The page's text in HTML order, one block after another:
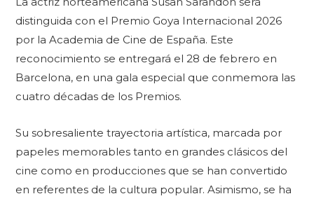
distinguida con el Premio Goya Internacional 2026
por la Academia de Cine de España. Este
reconocimiento se entregará el 28 de febrero en
Barcelona, en una gala especial que conmemora las
cuatro décadas de los Premios.
Su sobresaliente trayectoria artística, marcada por
papeles memorables tanto en grandes clásicos del
cine como en producciones que se han convertido
en referentes de la cultura popular. Asimismo, se ha